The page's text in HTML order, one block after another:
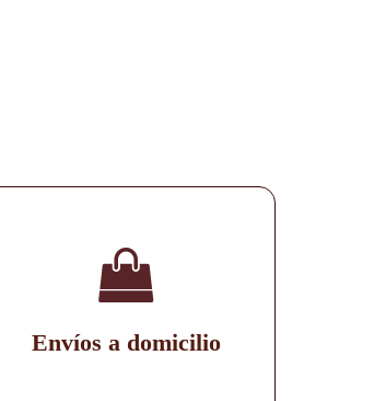
Envíos a domicilio